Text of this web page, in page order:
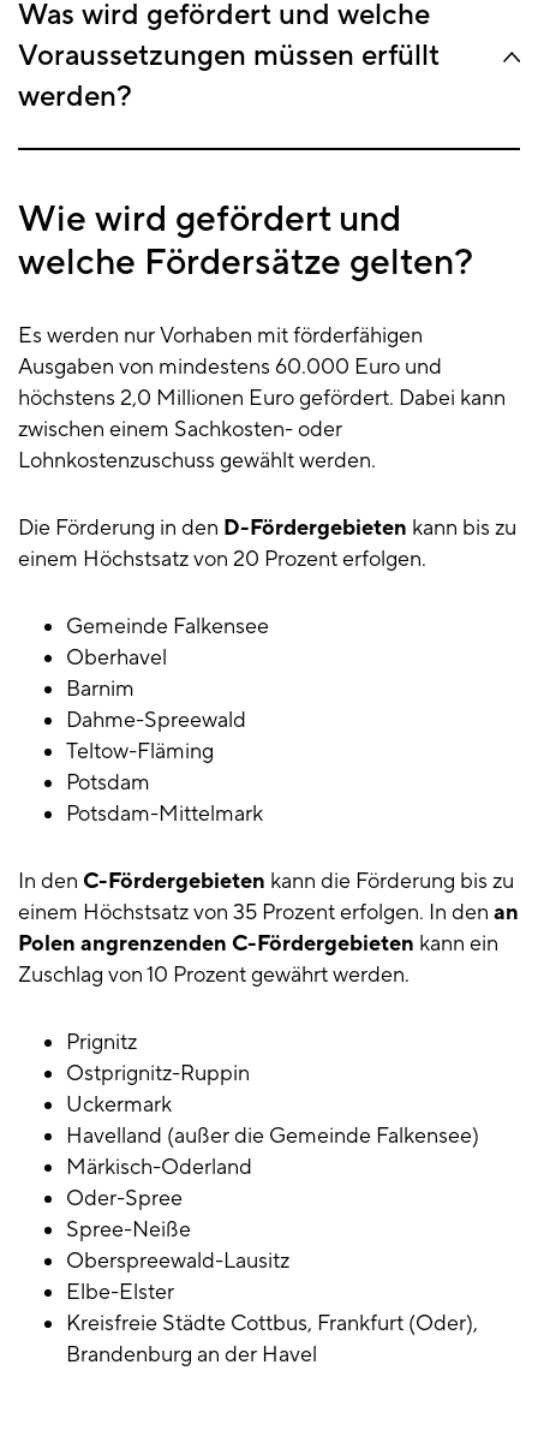
Was wird gefördert und welche
Voraussetzungen müssen erfüllt
werden?
Wie wird gefördert und
welche Fördersätze gelten?
Es werden nur Vorhaben mit förderfähigen
Ausgaben von mindestens 60.000 Euro und
höchstens 2,0 Millionen Euro gefördert. Dabei kann
zwischen einem Sachkosten- oder
Lohnkostenzuschuss gewählt werden.
Die Förderung in den D-Fördergebieten kann bis zu
einem Höchstsatz von 20 Prozent erfolgen.
Gemeinde Falkensee
Oberhavel
Barnim
Dahme-Spreewald
Teltow-Fläming
Potsdam
Potsdam-Mittelmark
In den C-Fördergebieten kann die Förderung bis zu
einem Höchstsatz von 35 Prozent erfolgen. In den an
Polen angrenzenden C-Fördergebieten kann ein
Zuschlag von 10 Prozent gewährt werden.
Prignitz
Ostprignitz-Ruppin
Uckermark
Havelland (außer die Gemeinde Falkensee)
Märkisch-Oderland
Oder-Spree
Spree-Neiße
Oberspreewald-Lausitz
Elbe-Elster
Kreisfreie Städte Cottbus, Frankfurt (Oder),
Brandenburg an der Havel